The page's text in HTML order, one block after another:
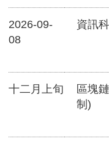
2026-09-
08
資訊
十二月上旬
區塊
制)